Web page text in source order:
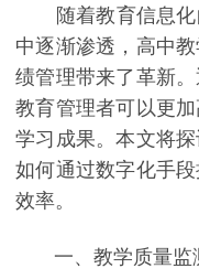
随着教育信息化
中逐渐渗透，高中
绩管理带来了革新
教育管理者可以更
学习成果。本文将
如何通过数字化手
效率。
一、教学质量监